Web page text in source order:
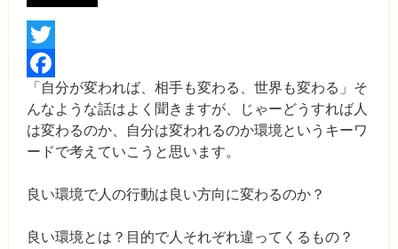
Twitter
Facebook
「自分が変われば、相手も変わる、世界も変わる」そ
んなような話はよく聞きますが、じゃーどうすれば人
は変わるのか、自分は変われるのか環境というキーワ
ードで考えていこうと思います。
良い環境で人の行動は良い方向に変わるのか？
良い環境とは？目的で人それぞれ違ってくるもの？